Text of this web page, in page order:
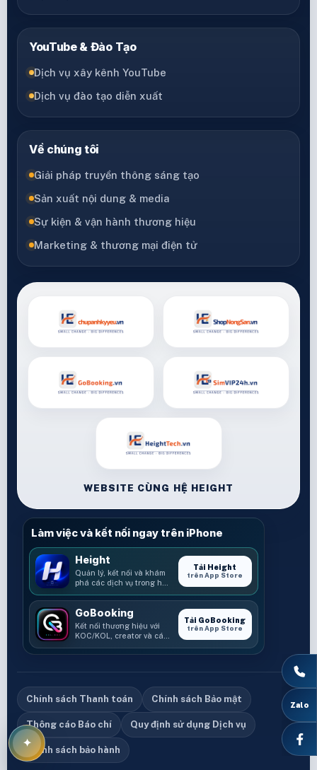
YouTube & Đào Tạo
Dịch vụ xây kênh YouTube
Dịch vụ đào tạo diễn xuất
Về chúng tôi
Giải pháp truyền thông sáng tạo
Sản xuất nội dung & media
Sự kiện & vận hành thương hiệu
Marketing & thương mại điện tử
WEBSITE CÙNG HỆ HEIGHT
Làm việc và kết nối ngay trên iPhone
Height
Quản lý, kết nối và khám
phá các dịch vụ trong hệ
Tải Height
trên App Store
GoBooking
Kết nối thương hiệu với
KOC/KOL, creator và các
Tải GoBooking
trên App Store
Chính sách Thanh toán Chính sách Bảo mật
Thông cáo Báo chí Quy định sử dụng Dịch vụ
Chính sách bảo hành